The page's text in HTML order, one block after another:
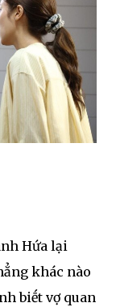
Hứa lại
khác nào
biḗt vợ quan